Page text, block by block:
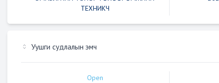
ТЕХНИКЧ
Уушги судлалын эмч
Open